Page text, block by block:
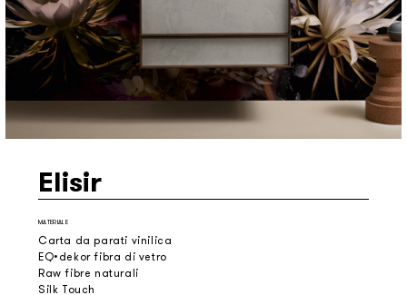
Elisir
MATERIALE
Carta da parati vinilica
EQ•dekor fibra di vetro
Raw fibre naturali
Silk Touch